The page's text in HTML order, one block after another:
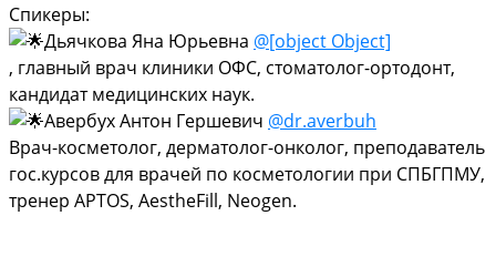
Спикеры:
Дьячкова Яна Юрьевна @[object Object]
, главный врач клиники ОФС, стоматолог-ортодонт,
кандидат медицинских наук.
Авербух Антон Гершевич @dr.averbuh
Врач-косметолог, дерматолог-онколог, преподаватель
гос.курсов для врачей по косметологии при СПБГПМУ,
тренер APTOS, AestheFill, Neogen.